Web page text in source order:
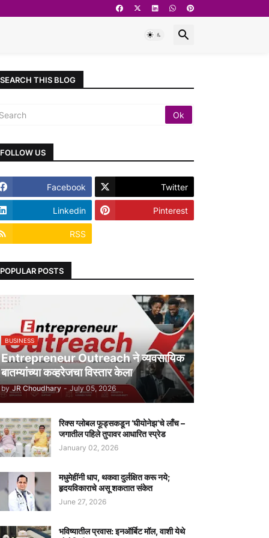
SEARCH THIS BLOG
FOLLOW US
Facebook Twitter
Linkedin Pinterest
RSS
POPULAR POSTS
BUSINESS
Entrepreneur Outreach ने व्यवसायिक
बातम्यांच्या कव्हरेजचा विस्तार केला
by JR Choudhary - July 05, 2026
रिक्स ग्लोबल फूड्सकडून ‘घीयोनेझ’चे लाँच –
जगातील पहिले तुपावर आधारित स्प्रेड
January 02, 2026
मधुमेहींनी धाप, थकवा दुर्लक्षित करू नये;
हृदयविकाराचे असू शकतात संकेत
June 27, 2026
भविष्यातील प्रवास: इनऑर्बिट मॉल, वाशी येथे